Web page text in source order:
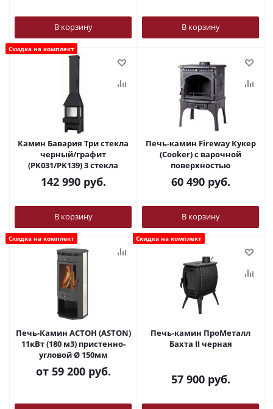
В корзину В корзину
Скидка на комплект
Камин Бавария Три стекла
черный/графит
(PK031/PK139) 3 стекла
142 990руб.
В корзину
Печь-камин Fireway Кукер
(Cooker) c варочной
поверхностью
60 490руб.
В корзину
Скидка на комплект
Печь-Камин АСТОН (ASTON)
11кВт (180 м3) пристенно-
угловой Ø 150мм
от 59 200 руб.
Скидка на комплект
Печь-камин ПроМеталл
Бахта II черная
57 900руб.